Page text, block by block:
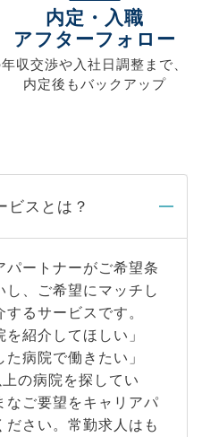
内定・入職
アフターフォロー
年収交渉や入社日調整まで、
内定後もバックアップ
ビスとは？
パートナーがご希望条
、ご希望にマッチし
るサービスです。
を紹介してほしい」
た病院で働きたい」
の病院を探してい
なご要望をキャリアパ
ださい。常勤求人はも